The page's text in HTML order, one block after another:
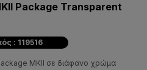
Package Transparent
: 119516
MKII σε διάφανο χρώμα